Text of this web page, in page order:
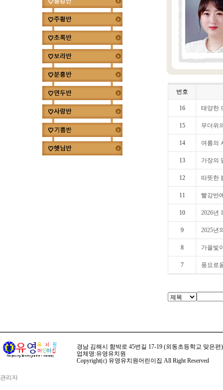
번호
16 태양한
15 무더위
14 여름의
13 가장의
12 따뜻한
11 빨강반
10 2026년
9 2025년
8 가을빛
7 풍요로
경남 김해시 함박로 45번길 17-19 (외동초등학교 맞은
업체명:유영유치원
Copyright(c) 유영유치원어린이집 All Right Reserved
관리자